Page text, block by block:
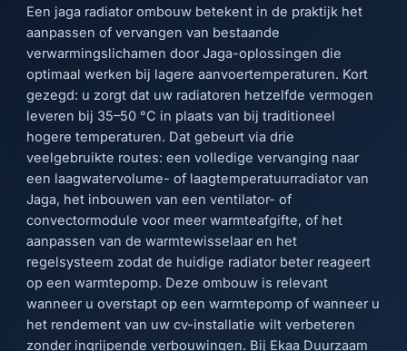
Een jaga radiator ombouw betekent in de praktijk het
aanpassen of vervangen van bestaande
verwarmingslichamen door Jaga-oplossingen die
optimaal werken bij lagere aanvoertemperaturen. Kort
gezegd: u zorgt dat uw radiatoren hetzelfde vermogen
leveren bij 35–50 °C in plaats van bij traditioneel
hogere temperaturen. Dat gebeurt via drie
veelgebruikte routes: een volledige vervanging naar
een laagwatervolume- of laagtemperatuurradiator van
Jaga, het inbouwen van een ventilator- of
convectormodule voor meer warmteafgifte, of het
aanpassen van de warmtewisselaar en het
regelsysteem zodat de huidige radiator beter reageert
op een warmtepomp. Deze ombouw is relevant
wanneer u overstapt op een warmtepomp of wanneer u
het rendement van uw cv-installatie wilt verbeteren
zonder ingrijpende verbouwingen. Bij Ekaa Duurzaam